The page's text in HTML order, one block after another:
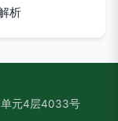
析
单元4层4033号